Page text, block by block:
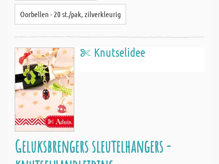
Oorbellen - 20 st./pak, zilverkleurig
Knutselidee
Geluksbrengers sleutelhangers -